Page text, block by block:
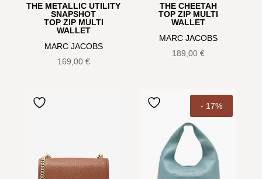
THE METALLIC UTILITY
SNAPSHOT
TOP ZIP MULTI
WALLET
MARC JACOBS
169,00 €
THE CHEETAH
TOP ZIP MULTI
WALLET
MARC JACOBS
189,00€
- 17%